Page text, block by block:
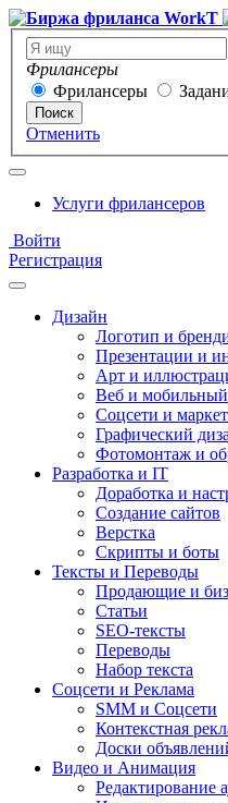
Фрилансеры
Фрилансеры
Поиск
Отменить
Услуги фрилансеров
Войти
Регистрация
Дизайн
Логотип и
Презентации и
Арт и
Веб и мобильный
Соцсети и
Графический
Фотомонтаж и
Разработка и IT
Доработка и
Создание сайтов
Верстка
Скрипты и боты
Тексты и Переводы
Продающие и
Статьи
SEO-тексты
Переводы
Набор текста
Соцсети и Реклама
SMM и Соцсети
Контекстная
Доски
Видео и Анимация
Редактирование